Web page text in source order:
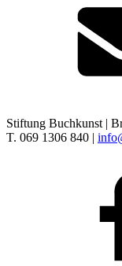
Stiftung Buchkunst |
T. 069 1306 840 |